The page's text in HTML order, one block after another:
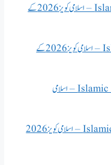
Islamic Quiz 2026 In Urdu – اسلامی کویز 2026 کے
Islamic Quiz 2026 In Urdu – اسلامی کویز 2026 کے
Islamic Quiz 2026 In Urdu – اسلامی
Islamic Quiz 2026 In Urdu – اسلامی کویز 2026